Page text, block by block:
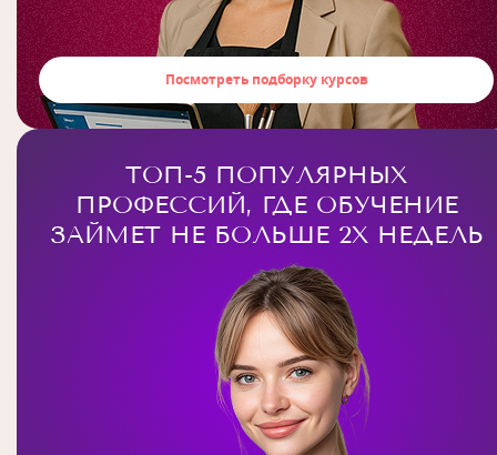
Посмотреть подборку курсов
ТОП-5 ПОПУЛЯРНЫХ
ПРОФЕССИЙ, ГДЕ ОБУЧЕНИЕ
ЗАЙМЕТ НЕ БОЛЬШЕ 2Х НЕДЕЛЬ